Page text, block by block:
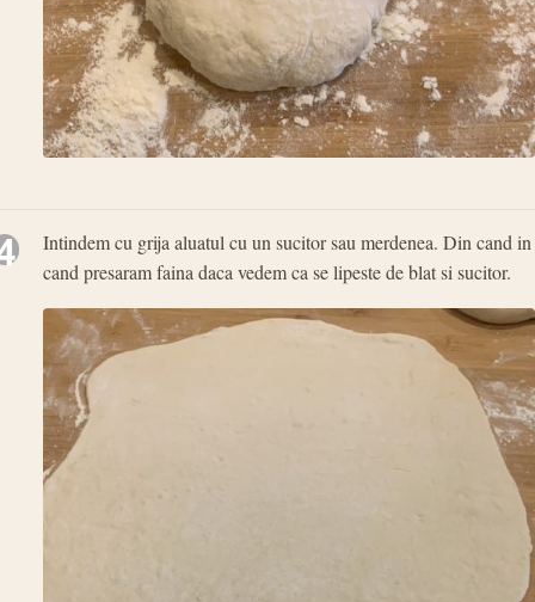
Intindem cu grija aluatul cu un sucitor sau merdenea. Din cand in
cand presaram faina daca vedem ca se lipeste de blat si sucitor.